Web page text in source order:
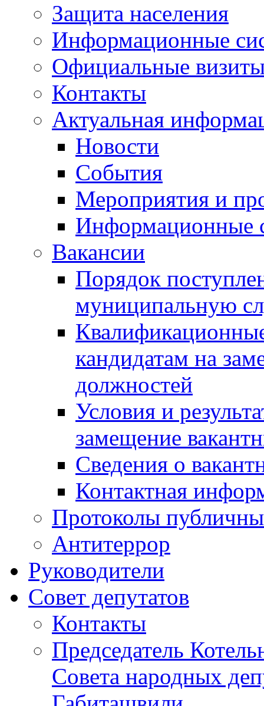
Защита населения
Информационные
Официальные
Контакты
Актуальная
Новости
События
Мероприятия и
Информационные
Вакансии
Порядок
муниципальную
кандидатам на
должностей
Условия и
замещение
Сведения о
Контактная
Протоколы
Антитеррор
Руководители
Совет депутатов
Контакты
Председатель
Совета народных